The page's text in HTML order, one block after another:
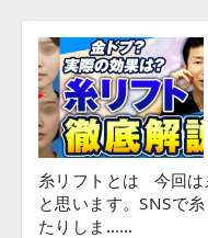
糸リフトとは 今回は
と思います。SNSで
たりしま……